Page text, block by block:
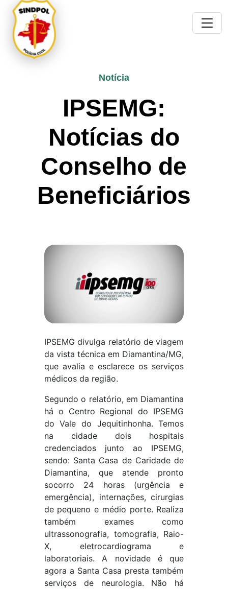
Notícia
IPSEMG:
Notícias do
Conselho de
Beneficiários
IPSEMG divulga relatório de viagem
da vista técnica em Diamantina/MG,
que avalia e esclarece os serviços
médicos da região.
Segundo o relatório, em Diamantina
há o Centro Regional do IPSEMG
do Vale do Jequitinhonha. Temos
na cidade dois hospitais
credenciados junto ao IPSEMG,
sendo: Santa Casa de Caridade de
Diamantina, que atende pronto
socorro 24 horas (urgência e
emergência), internações, cirurgias
de pequeno e médio porte. Realiza
também exames como
ultrassonografia, tomografia, Raio-
X, eletrocardiograma e
laboratoriais. A novidade é que
agora a Santa Casa presta também
serviços de neurologia. Não há